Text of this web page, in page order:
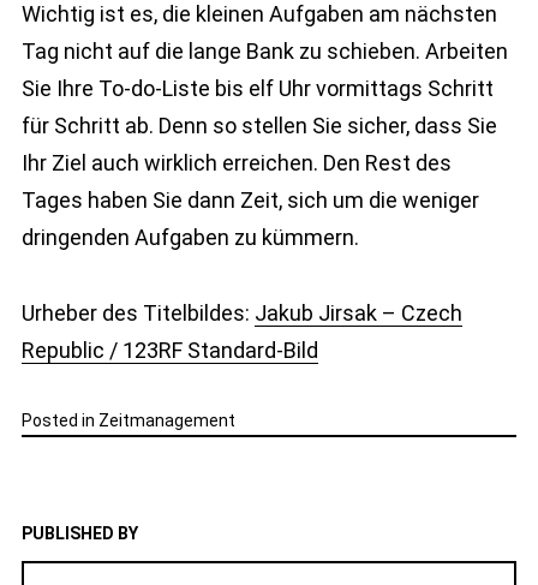
Wichtig ist es, die kleinen Aufgaben am nächsten
Tag nicht auf die lange Bank zu schieben. Arbeiten
Sie Ihre To-do-Liste bis elf Uhr vormittags Schritt
für Schritt ab. Denn so stellen Sie sicher, dass Sie
Ihr Ziel auch wirklich erreichen. Den Rest des
Tages haben Sie dann Zeit, sich um die weniger
dringenden Aufgaben zu kümmern.
Urheber des Titelbildes: Jakub Jirsak – Czech
Republic / 123RF Standard-Bild
Posted in Zeitmanagement
PUBLISHED BY